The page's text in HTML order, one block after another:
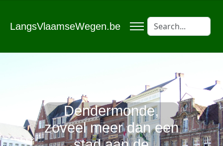
LangsVlaamseWegen.be
Dendermonde,
zoveel meer dan een